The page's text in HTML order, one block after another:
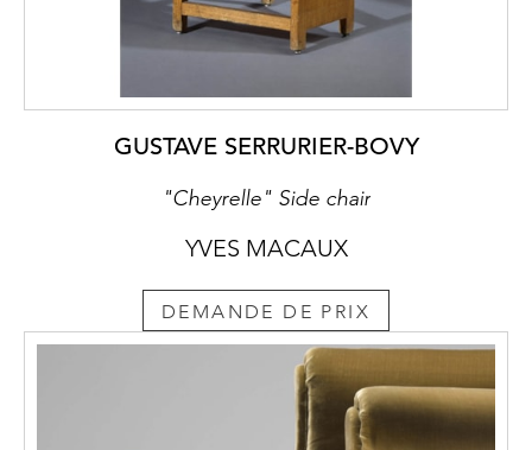
GUSTAVE SERRURIER-BOVY
"Cheyrelle" Side chair
YVES MACAUX
DEMANDE DE PRIX